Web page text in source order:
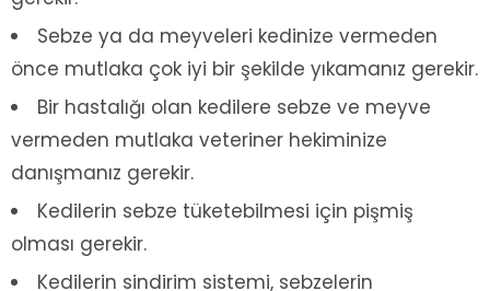
Sebze ya da meyveleri kedinize vermeden
önce mutlaka çok iyi bir şekilde yıkamanız gerekir.
Bir hastalığı olan kedilere sebze ve meyve
vermeden mutlaka veteriner hekiminize
danışmanız gerekir.
Kedilerin sebze tüketebilmesi için pişmiş
olması gerekir.
Kedilerin sindirim sistemi, sebzelerin